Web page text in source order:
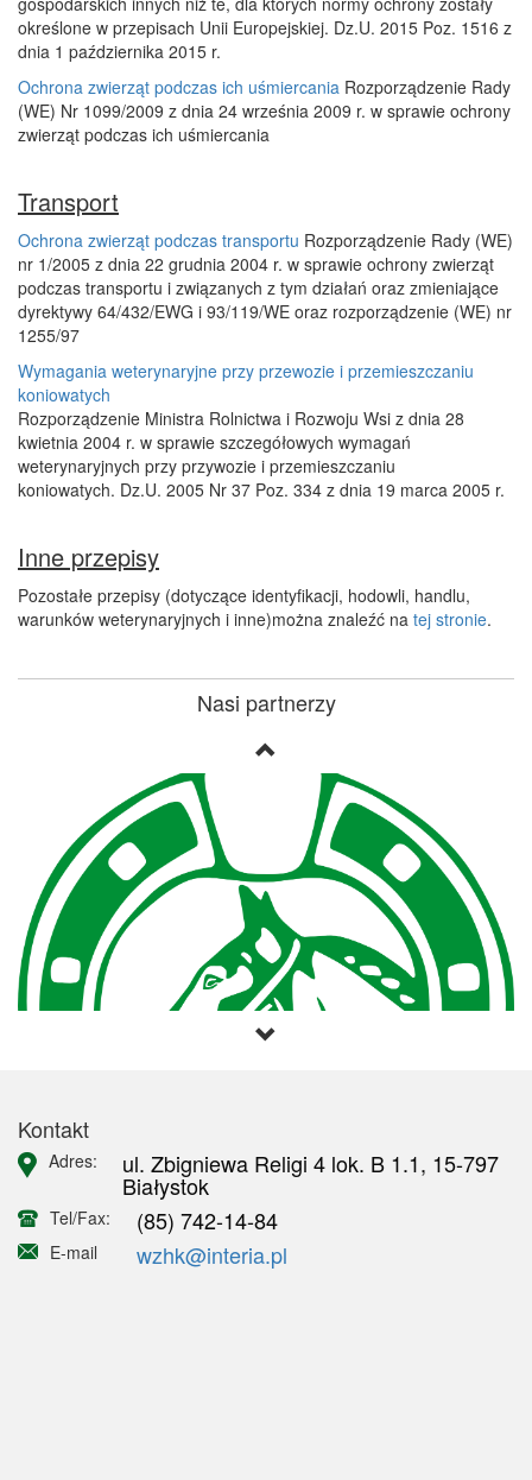
określone w przepisach Unii Europejskiej. Dz.U. 2015 Poz. 1516 z
dnia 1 października 2015 r.
Ochrona zwierząt podczas ich uśmiercania Rozporządzenie Rady
(WE) Nr 1099/2009 z dnia 24 września 2009 r. w sprawie ochrony
zwierząt podczas ich uśmiercania
Transport
Ochrona zwierząt podczas transportu Rozporządzenie Rady (WE)
nr 1/2005 z dnia 22 grudnia 2004 r. w sprawie ochrony zwierząt
podczas transportu i związanych z tym działań oraz zmieniające
dyrektywy 64/432/EWG i 93/119/WE oraz rozporządzenie (WE) nr
1255/97
Wymagania weterynaryjne przy przewozie i przemieszczaniu
koniowatych
Rozporządzenie Ministra Rolnictwa i Rozwoju Wsi z dnia 28
kwietnia 2004 r. w sprawie szczegółowych wymagań
weterynaryjnych przy przywozie i przemieszczaniu
koniowatych. Dz.U. 2005 Nr 37 Poz. 334 z dnia 19 marca 2005 r.
Inne przepisy
Pozostałe przepisy (dotyczące identyfikacji, hodowli, handlu,
warunków weterynaryjnych i inne)można znaleźć na tej stronie.
Nasi partnerzy
Kontakt
Adres: ul. Zbigniewa Religi 4 lok. B 1.1, 15-797
Białystok
Tel/Fax: (85) 742-14-84
E-mail wzhk@interia.pl